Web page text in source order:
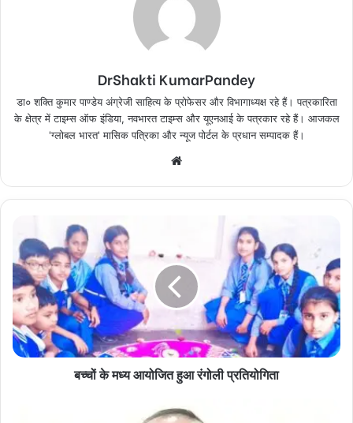
DrShakti KumarPandey
डा० शक्ति कुमार पाण्डेय अंग्रेजी साहित्य के प्रोफेसर और विभागाध्यक्ष रहे हैं। पत्रकारिता
के क्षेत्र में टाइम्स ऑफ इंडिया, नवभारत टाइम्स और यूएनआई के पत्रकार रहे हैं। आजकल
'ग्लोबल भारत' मासिक पत्रिका और न्यूज पोर्टल के प्रधान सम्पादक हैं।
मध्य
आयोजित
हुआ
रंगोली
प्रतियोगिता
बच्चों के मध्य आयोजित हुआ रंगोली प्रतियोगिता